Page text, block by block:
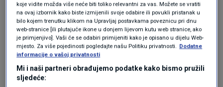
nego lani.
DLR je analizirao i brojne europske
zrakoplovne rute od 11. ožujka i cijene za četiri
rezervacijska razdoblja. od jednog dana do tri
mjeseca prije leta.
koje vidite možda više neće biti toliko relevantni za vas. Možete se vratiti
na ovaj izbornik kako biste izmijenili svoje odabire ili povukli pristanak u
bilo kojem trenutku klikom na Upravljaj postavkama poveznicu pri dnu
web-stranice [ili plutajuće ikone u donjem lijevom kutu web stranice, ako
je primjenjivo]. Vaši će se odabiri primijeniti kako je opisano u dijelu Web-
mjesto. Za više pojedinosti pogledajte našu Politiku privatnosti. Dodatne
informacije o vašoj privatnosti
Mi i naši partneri obrađujemo podatke kako bismo pružili
sljedeće: